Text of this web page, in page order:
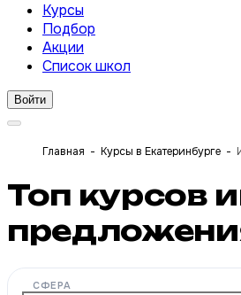
Курсы
Подбор
Акции
Список школ
Войти
Главная Курсы в Екатеринбурге
Топ курсов
СФЕРА